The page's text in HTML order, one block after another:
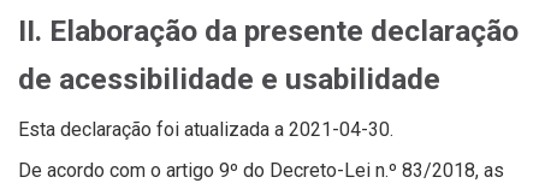
II. Elaboração da presente declaração
de acessibilidade e usabilidade
Esta declaração foi atualizada a 2021-04-30.
De acordo com o artigo 9º do Decreto-Lei n.º 83/2018, as